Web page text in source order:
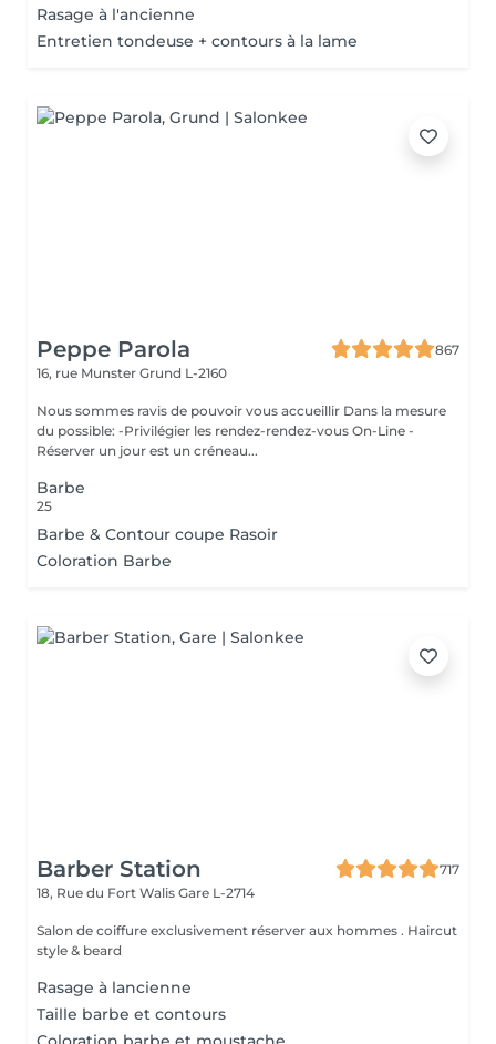
Rasage à l'ancienne
Entretien tondeuse + contours à la lame
Peppe Parola
867
16, rue Munster Grund L-2160
Nous sommes ravis de pouvoir vous accueillir Dans la mesure
du possible: -Privilégier les rendez-rendez-vous On-Line -
Réserver un jour est un créneau...
Barbe
25
Barbe & Contour coupe Rasoir
Coloration Barbe
Barber Station
717
18, Rue du Fort Walis Gare L-2714
Salon de coiffure exclusivement réserver aux hommes . Haircut
style & beard
Rasage à lancienne
Taille barbe et contours